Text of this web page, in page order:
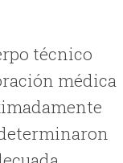
técnico
médica